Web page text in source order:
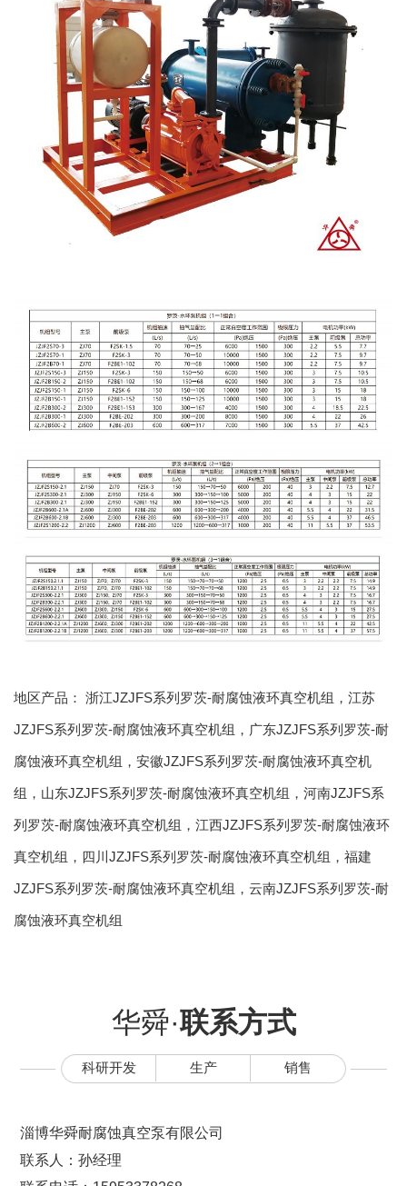
地区产品：浙江JZJFS系列罗茨-耐腐蚀液环真空机组 ，江苏
JZJFS系列罗茨-耐腐蚀液环真空机组 ， 广东JZJFS系列罗茨-耐
腐蚀液环真空机组 ，安徽JZJFS系列罗茨-耐腐蚀液环真空机
组 ， 山东JZJFS系列罗茨-耐腐蚀液环真空机组 ，河南JZJFS系
列罗茨-耐腐蚀液环真空机组 ，江西JZJFS系列罗茨-耐腐蚀液环
真空机组 ， 四川JZJFS系列罗茨-耐腐蚀液环真空机组 ，福建
JZJFS系列罗茨-耐腐蚀液环真空机组 ，云南JZJFS系列罗茨-耐
腐蚀液环真空机组
华舜·联系方式
科研开发 生产 销售
淄博华舜耐腐蚀真空泵有限公司
联系人：孙经理